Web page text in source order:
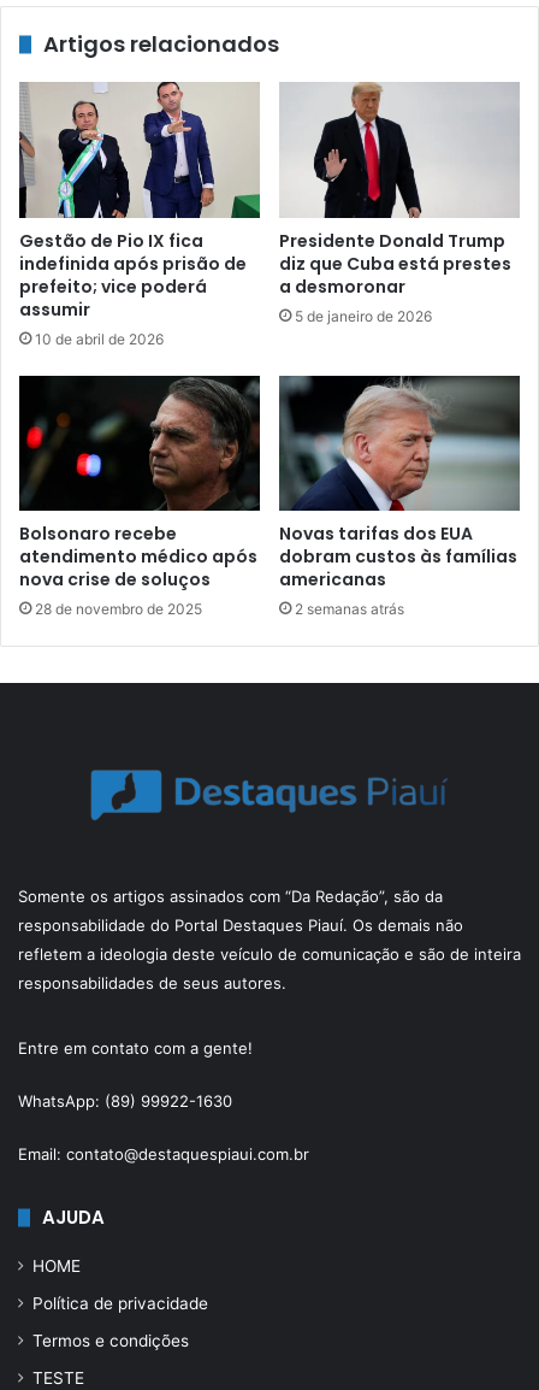
Artigos relacionados
Gestão de Pio IX fica
indefinida após prisão de
prefeito; vice poderá
assumir
10 de abril de 2026
Presidente Donald Trump
diz que Cuba está prestes
a desmoronar
5 de janeiro de 2026
Bolsonaro recebe
atendimento médico após
nova crise de soluços
28 de novembro de 2025
Novas tarifas dos EUA
dobram custos às famílias
americanas
2 semanas atrás
Somente os artigos assinados com “Da Redação”, são da
responsabilidade do Portal Destaques Piauí. Os demais não
refletem a ideologia deste veículo de comunicação e são de inteira
responsabilidades de seus autores.
Entre em contato com a gente!
WhatsApp: (89) 99922-1630
Email: contato@destaquespiaui.com.br
AJUDA
HOME
Política de privacidade
Termos e condições
TESTE